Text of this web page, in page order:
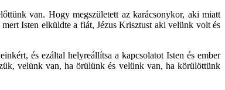
van. Hogy megszületett az karácsonykor, aki miatt
Isten elküldte a fiát, Jézus Krisztust aki velünk volt és
és ezáltal helyreállítsa a kapcsolatot Isten és ember
velünk van, ha örülünk és velünk van, ha körülöttünk